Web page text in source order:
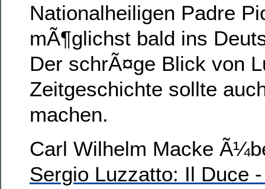
Nationalheiligen Padre
mÃ¶glichst bald ins
Der schrÃ¤ge Blick von
Zeitgeschichte sollte
machen.
Carl Wilhelm Macke
Sergio Luzzatto: Il Duce